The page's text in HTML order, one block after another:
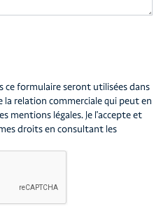
ce formulaire seront utilisées dans
la relation commerciale qui peut en
mentions légales. Je l'accepte et
droits en consultant les